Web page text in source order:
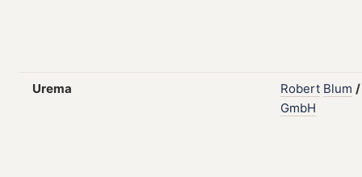
Urema Robert Blum /
GmbH